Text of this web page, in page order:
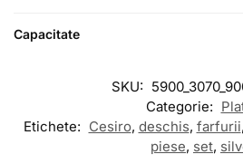
Capacitate
SKU:
Categorie:
Etichete: Cesiro, deschis, farfurii,
piese, set,